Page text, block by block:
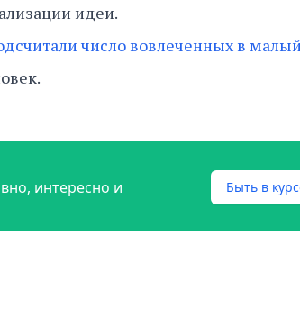
идеи.
число вовлеченных в малый
интересно и
Быть в